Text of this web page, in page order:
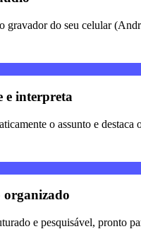
gravador do seu celular
e interpreta
o assunto e destaca
organizado
e pesquisável, pronto